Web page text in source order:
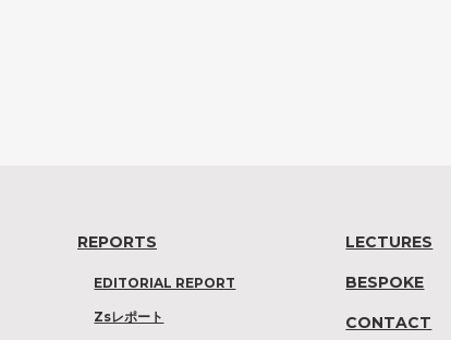
REPORTS
EDITORIAL REPORT
Zsレポート
LECTURES
BESPOKE
CONTACT